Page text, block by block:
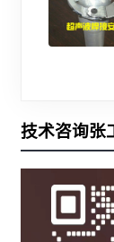
技术咨询张